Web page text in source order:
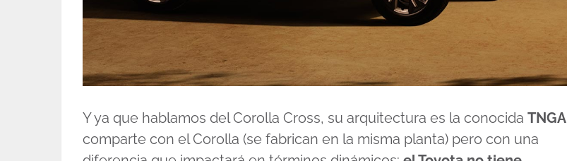
Y ya que hablamos del Corolla Cross, su arquitectura es la conocida TNGA
comparte con el Corolla (se fabrican en la misma planta) pero con una